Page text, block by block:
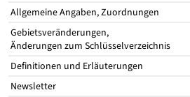
Allgemeine Angaben, Zuordnungen
Gebietsveränderungen,
Änderungen zum Schlüsselverzeichnis
Definitionen und Erläuterungen
Newsletter